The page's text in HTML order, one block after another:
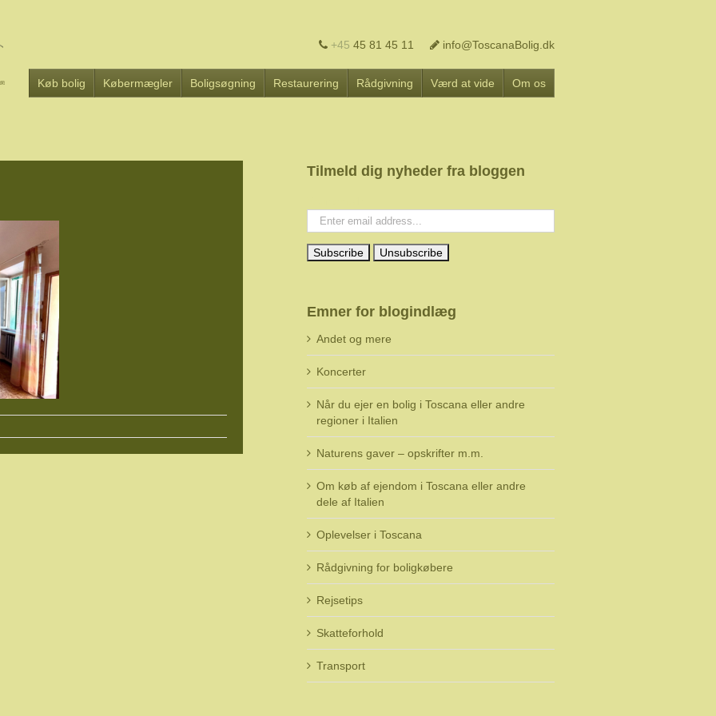
+45 45 81 45 11 info@ToscanaBolig.dk
Køb bolig Købermægler Boligsøgning Restaurering Rådgivning Værd at vide Om os
Tilmeld dig nyheder fra bloggen
Emner for blogindlæg
Andet og mere
Koncerter
Når du ejer en bolig i Toscana eller andre
regioner i Italien
Naturens gaver – opskrifter m.m.
Om køb af ejendom i Toscana eller andre
dele af Italien
Oplevelser i Toscana
Rådgivning for boligkøbere
Rejsetips
Skatteforhold
Transport